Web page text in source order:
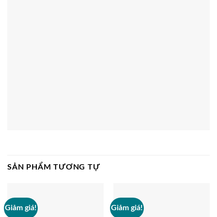
SẢN PHẨM TƯƠNG TỰ
Giảm giá! Giảm giá!